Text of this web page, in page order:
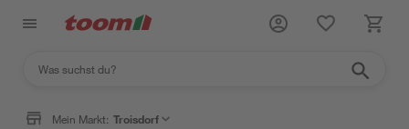
Mein Markt: Troisdorf